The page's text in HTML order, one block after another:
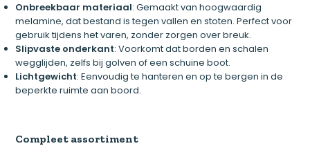
Onbreekbaar materiaal: Gemaakt van hoogwaardig
melamine, dat bestand is tegen vallen en stoten. Perfect voor
gebruik tijdens het varen, zonder zorgen over breuk.
Slipvaste onderkant: Voorkomt dat borden en schalen
wegglijden, zelfs bij golven of een schuine boot.
Lichtgewicht: Eenvoudig te hanteren en op te bergen in de
beperkte ruimte aan boord.
Compleet assortiment